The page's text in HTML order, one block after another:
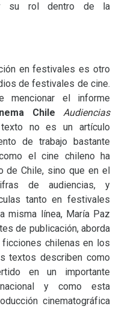
su rol dentro de la
en festivales es otro
de festivales de cine.
mencionar el informe
Chile
Audiencias
no es un artículo
de trabajo bastante
el cine chileno ha
de Chile, sino que en el
de audiencias, y
tanto en festivales
misma línea, María Paz
de publicación, aborda
chilenas en los
textos describen como
en un importante
y como esta
cinematográfica